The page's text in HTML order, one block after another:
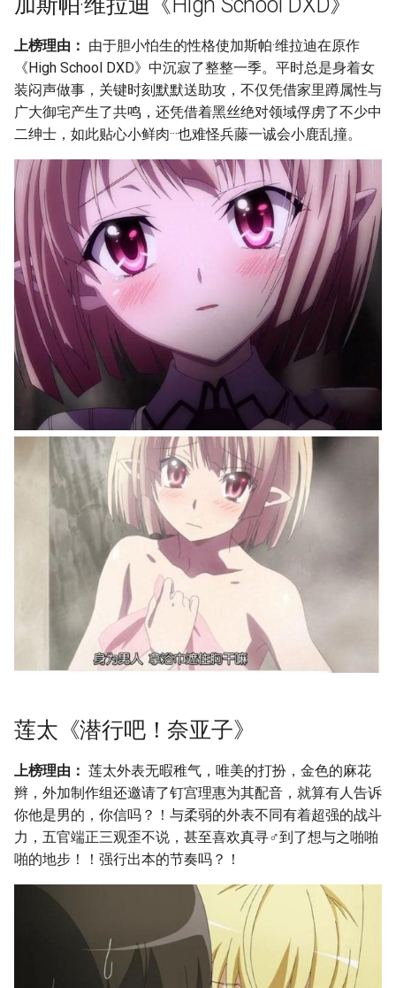
上榜理由： 由于胆小怕生的性格使加斯帕·维拉迪在原作
《High School DXD》中沉寂了整整一季。平时总是身着女
装闷声做事，关键时刻默默送助攻，不仅凭借家里蹲属性与
广大御宅产生了共鸣，还凭借着黑丝绝对领域俘虏了不少中
二绅士，如此贴心小鲜肉···也难怪兵藤一诚会小鹿乱撞。
莲太《潜行吧！奈亚子》
上榜理由： 莲太外表无暇稚气，唯美的打扮，金色的麻花
辫，外加制作组还邀请了钉宫理惠为其配音，就算有人告诉
你他是男的，你信吗？！与柔弱的外表不同有着超强的战斗
力，五官端正三观歪不说，甚至喜欢真寻♂到了想与之啪啪
啪的地步！！强行出本的节奏吗？！